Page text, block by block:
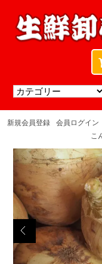
新規会員登録 会員ログイン
こ